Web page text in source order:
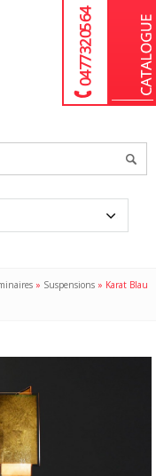
04 77 32 05 64
» Suspensions » Karat Blau